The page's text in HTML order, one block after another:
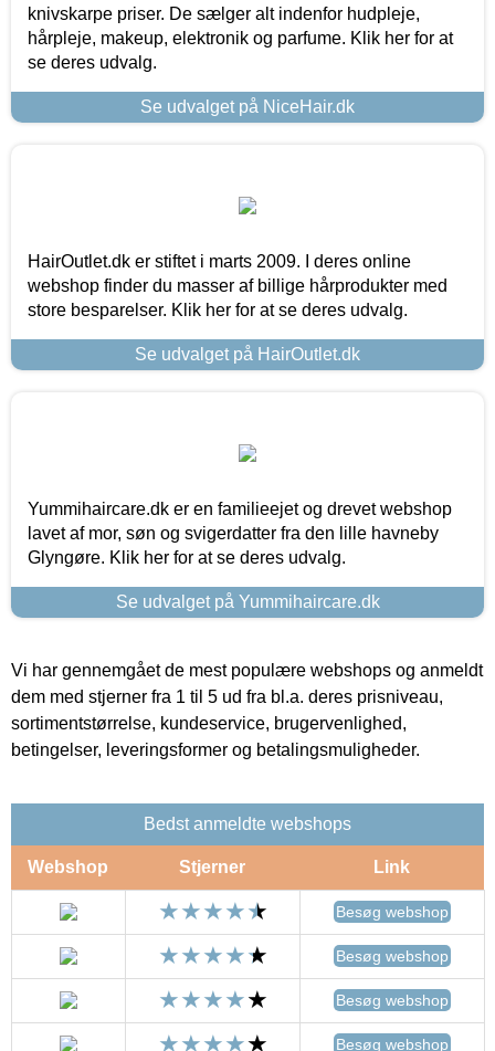
knivskarpe priser. De sælger alt indenfor hudpleje,
hårpleje, makeup, elektronik og parfume. Klik her for at
se deres udvalg.
Se udvalget på NiceHair.dk
HairOutlet.dk er stiftet i marts 2009. I deres online
webshop finder du masser af billige hårprodukter med
store besparelser. Klik her for at se deres udvalg.
Se udvalget på HairOutlet.dk
Yummihaircare.dk er en familieejet og drevet webshop
lavet af mor, søn og svigerdatter fra den lille havneby
Glyngøre. Klik her for at se deres udvalg.
Se udvalget på Yummihaircare.dk
Vi har gennemgået de mest populære webshops og anmeldt
dem med stjerner fra 1 til 5 ud fra bl.a. deres prisniveau,
sortimentstørrelse, kundeservice, brugervenlighed,
betingelser, leveringsformer og betalingsmuligheder.
Bedst anmeldte webshops
Webshop Stjerner Link
Besøg webshop
Besøg webshop
Besøg webshop
Besøg webshop